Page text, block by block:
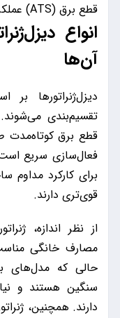
قطع برق (ATS) عملکرد را هوشمندانه می‌کنند.
انواع
آن‌ها
دیزل‌ژنراتورها
قطع برق کوتاه‌مدت
برای کارکرد
قوی‌تری دارند.
مصارف خانگی
سنگین هستند و
دارند. همچنین،